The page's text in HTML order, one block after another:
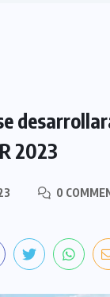
2023
0